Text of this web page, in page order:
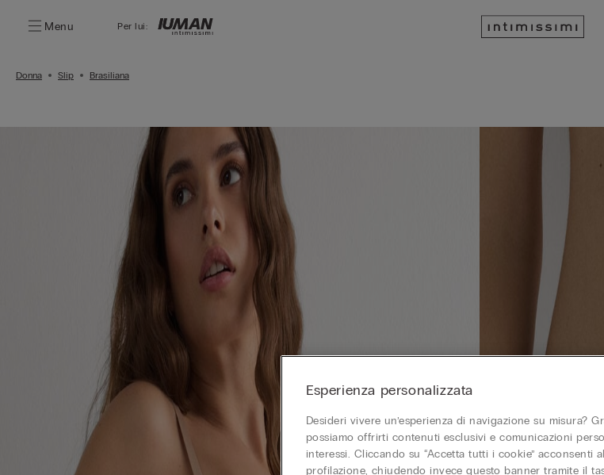
Menu Per lui:
Donna Slip Brasiliana
Esperienza personalizzata
Desideri vivere un’esperienza di navigazione su misura?
possiamo offrirti contenuti esclusivi e comunicazioni
interessi. Cliccando su “Accetta tutti i cookie” acconsenti
profilazione, chiudendo invece questo banner tramite il